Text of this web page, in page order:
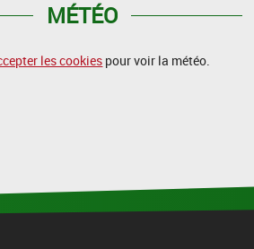
MÉTÉO
les cookies pour voir la météo.